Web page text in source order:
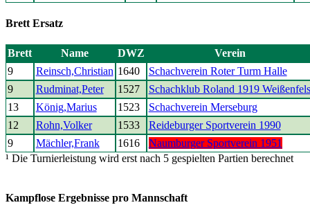
Brett Ersatz
Brett Name DWZ
Verein
9
Reinsch,Christian 1640
Schachverein Roter Turm Halle
9
Rudminat,Peter 1527
Schachklub Roland 1919 Weißenfels
13
König,Marius 1523
Schachverein Merseburg
12
Rohn,Volker 1533
Reideburger Sportverein 1990
9
Mächler,Frank 1616
Naumburger Sportverein 1951
¹ Die Turnierleistung wird erst nach 5 gespielten Partien berechnet
Kampflose Ergebnisse pro Mannschaft